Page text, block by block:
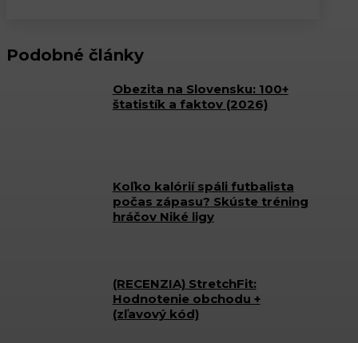
Podobné články
Obezita na Slovensku: 100+
štatistík a faktov (2026)
Koľko kalórií spáli futbalista
počas zápasu? Skúste tréning
hráčov Niké ligy
(RECENZIA) StretchFit:
Hodnotenie obchodu +
(zľavový kód)